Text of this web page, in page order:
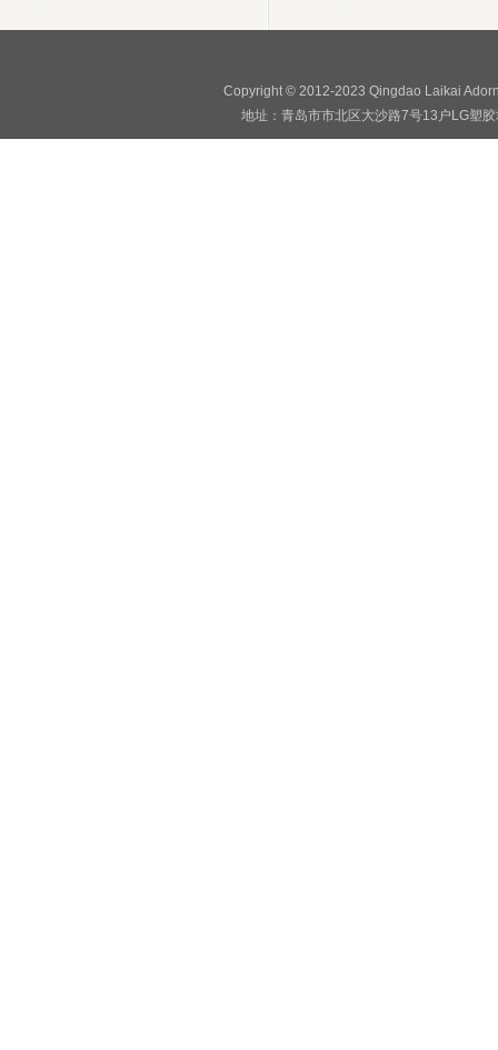
Copyright © 2012-2023 Qingdao Laikai
地址：青岛市市北区大沙路7号13户LG